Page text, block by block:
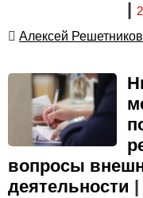
Алексей Решетников
вопросы
деятельности